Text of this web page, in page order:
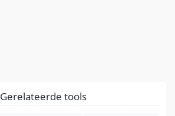
Gerelateerde tools